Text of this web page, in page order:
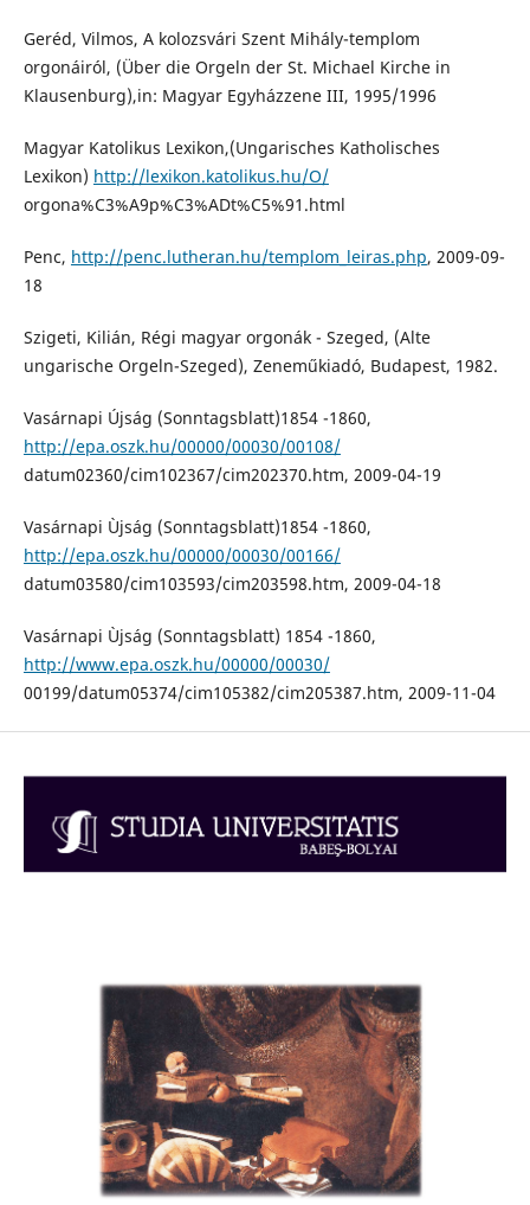
Geréd, Vilmos, A kolozsvári Szent Mihály-templom
orgonáiról, (Über die Orgeln der St. Michael Kirche in
Klausenburg),in: Magyar Egyházzene III, 1995/1996
Magyar Katolikus Lexikon,(Ungarisches Katholisches
Lexikon) http://lexikon.katolikus.hu/O/
orgona%C3%A9p%C3%ADt%C5%91.html
Penc, http://penc.lutheran.hu/templom_leiras.php, 2009-09-
18
Szigeti, Kilián, Régi magyar orgonák - Szeged, (Alte
ungarische Orgeln-Szeged), Zeneműkiadó, Budapest, 1982.
Vasárnapi Újság (Sonntagsblatt)1854 -1860,
http://epa.oszk.hu/00000/00030/00108/
datum02360/cim102367/cim202370.htm, 2009-04-19
Vasárnapi Ùjság (Sonntagsblatt)1854 -1860,
http://epa.oszk.hu/00000/00030/00166/
datum03580/cim103593/cim203598.htm, 2009-04-18
Vasárnapi Ùjság (Sonntagsblatt) 1854 -1860,
http://www.epa.oszk.hu/00000/00030/
00199/datum05374/cim105382/cim205387.htm, 2009-11-04